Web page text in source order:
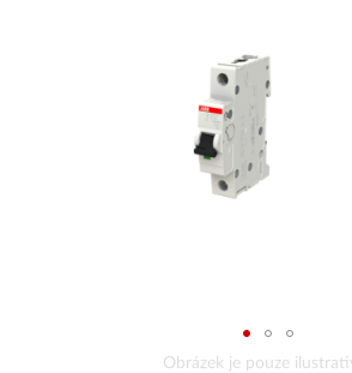
Obrázek je pouze